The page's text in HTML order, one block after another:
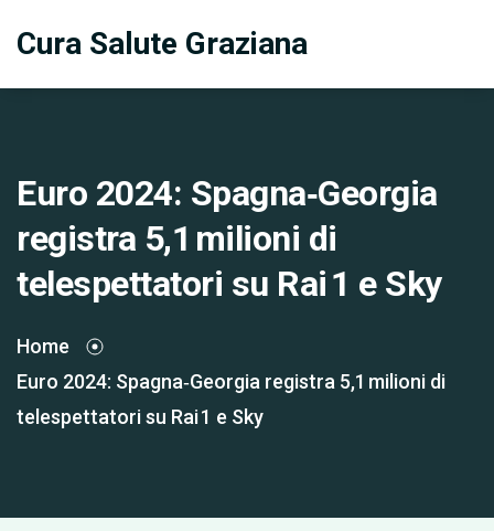
Cura Salute Graziana
Euro 2024: Spagna‑Georgia
registra 5,1 milioni di
telespettatori su Rai 1 e Sky
Home
Euro 2024: Spagna‑Georgia registra 5,1 milioni di
telespettatori su Rai 1 e Sky